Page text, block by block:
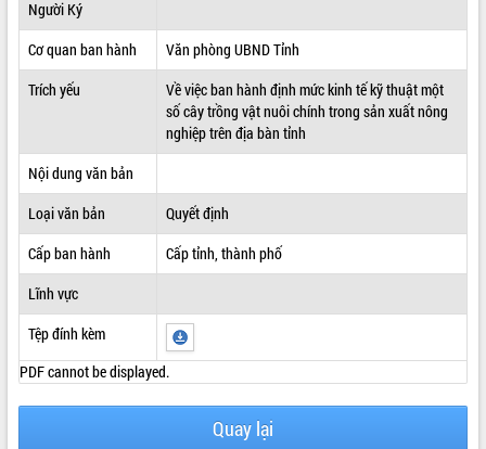
UBND CÁC XÃ, PHƯỜNG
THÔNG TIN CHỈ ĐẠO ĐIỀU HÀNH
HỆ THỐNG VĂN BẢN
ĐIỂM TIN VĂN BẢN
QUY HOẠCH - KẾ HOẠCH
Người Ký
Cơ quan ban hành
Văn phòng UBND Tỉnh
Trích yếu
Về việc ban hành định mức kinh tế kỹ thuật một
số cây trồng vật nuôi chính trong sản xuất nông
nghiệp trên địa bàn tỉnh
Nội dung văn bản
Loại văn bản
Quyết định
Cấp ban hành
Cấp tỉnh, thành phố
Lĩnh vực
Tệp đính kèm
PDF cannot be displayed.
Quay lại